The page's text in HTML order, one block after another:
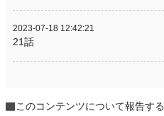
2023-07-18 12:42:21
21話
このコンテンツについて報告する